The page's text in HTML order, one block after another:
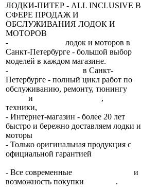
ЛОДКИ-ПИТЕР - ALL INCLUSIVE В
СФЕРЕ ПРОДАЖ И
ОБСЛУЖИВАНИЯ ЛОДОК И
МОТОРОВ
-
лодок и моторов в
Санкт-Петербурге - большой выбор
моделей в каждом магазине.
-
в Санкт-
Петербурге - полный цикл работ по
обслуживанию, ремонту, тюнингу
и ,
техники,
- Интернет-магазин - более 20 лет
быстро и бережно доставляем лодки и
моторы
- Только оригинальная продукция с
официальной гарантией
- Все современные
и
возможность покупки
.